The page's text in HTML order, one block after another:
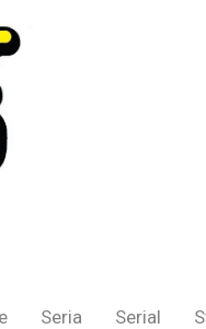
Seria Serial